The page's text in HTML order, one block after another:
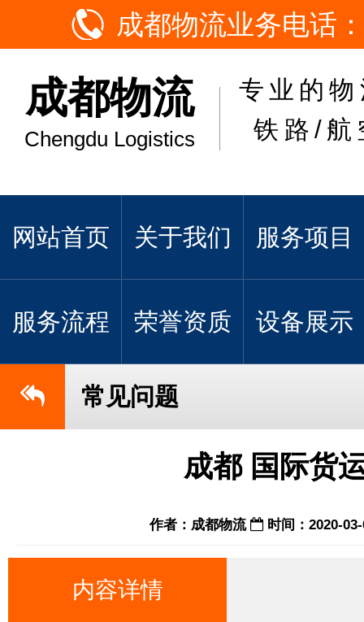
成都物流业务电话
成都物流
Chengdu Logistics
专业的
铁路/航
网站首页 关于我们 服务项目
服务流程 荣誉资质 设备展示
常见问题
成都 国际货
作者：成都物流 时间：2020-
内容详情